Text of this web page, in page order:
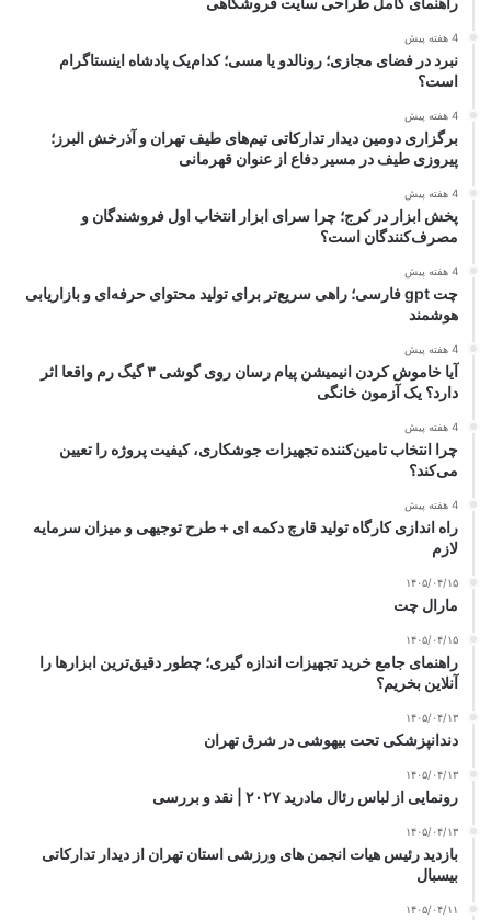
4 هفته پیش
نبرد در فضای مجازی؛ رونالدو یا مسی؛ کدام‌یک پادشاه اینستاگرام
است؟
4 هفته پیش
برگزاری دومین دیدار تدارکاتی تیم‌های طیف تهران و آذرخش البرز؛
پیروزی طیف در مسیر دفاع از عنوان قهرمانی
4 هفته پیش
پخش ابزار در کرج؛ چرا سرای ابزار انتخاب اول فروشندگان و
مصرف‌کنندگان است؟
4 هفته پیش
چت gpt فارسی؛ راهی سریع‌تر برای تولید محتوای حرفه‌ای و بازاریابی
هوشمند
4 هفته پیش
آیا خاموش کردن انیمیشن پیام رسان روی گوشی ۳ گیگ رم واقعا اثر
دارد؟ یک آزمون خانگی
4 هفته پیش
چرا انتخاب تامین‌کننده تجهیزات جوشکاری، کیفیت پروژه را تعیین
می‌کند؟
4 هفته پیش
راه اندازی کارگاه تولید قارچ دکمه ای + طرح توجیهی و میزان سرمایه
لازم
۱۴۰۵/۰۴/۱۵
مارال چت
۱۴۰۵/۰۴/۱۵
راهنمای جامع خرید تجهیزات اندازه گیری؛ چطور دقیق‌ترین ابزارها را
آنلاین بخریم؟
۱۴۰۵/۰۴/۱۳
دندانپزشکی تحت بیهوشی در شرق تهران
۱۴۰۵/۰۴/۱۳
رونمایی از لباس رئال مادرید ۲۰۲۷ | نقد و بررسی
۱۴۰۵/۰۴/۱۳
بازدید رئیس هیات انجمن های ورزشی استان تهران از دیدار تدارکاتی
بیسبال
۱۴۰۵/۰۴/۱۱